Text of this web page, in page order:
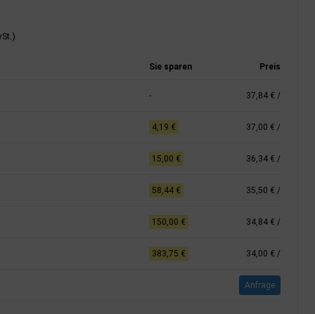
Sie sparen Preis
- 37,84 € /
4,19 € 37,00 € /
15,00 € 36,34 € /
58,44 € 35,50 € /
150,00 € 34,84 € /
383,75 € 34,00 € /
Anfrage